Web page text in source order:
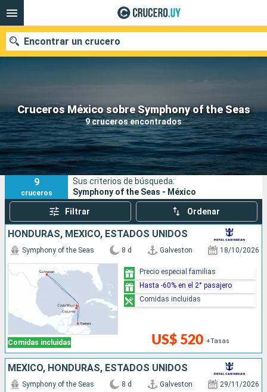
Cruceros México sobre Symphony of the Seas
9 cruceros encontrados
Encontrar un crucero
Nuestros destinos
Fecha de salida
Puertos Compañías
Buscar
9
cruceros
Sus criterios de búsqueda:
Symphony of the Seas - México
Filtrar Ordenar
HONDURAS, MÉXICO, ESTADOS UNIDOS
Comidas incluidas
Symphony of the Seas 8 d Galveston 18/10/2026
US$ 520 +Tasas
Precio especial familias
Hasta -60% en el 2° pasajero
Comidas incluidas
MÉXICO, HONDURAS, ESTADOS UNIDOS
Symphony of the Seas 8 d Galveston 29/11/2026